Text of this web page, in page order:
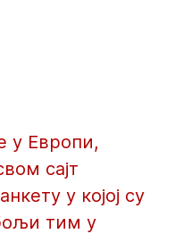
у Европи,
сајт
у којој су
тим у